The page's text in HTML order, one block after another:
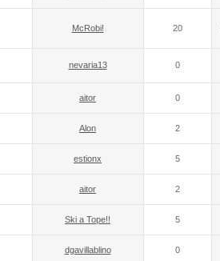
McRobi! 20
nevaria13 0
aitor 0
Alon 2
estionx 5
aitor 2
Ski a Tope!! 5
dgavillablino 0